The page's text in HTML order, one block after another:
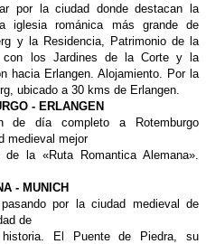
por la ciudad donde destacan la
iglesia románica más grande de
y la Residencia, Patrimonio de la
con los Jardines de la Corte y la
hacia Erlangen. Alojamiento. Por la
ubicado a 30 kms de Erlangen.
- ERLANGEN
de díacompleto a Rotemburgo
medieval mejor
de la «Ruta Romantica Alemana».
- MUNICH
por la ciudad medieval de
de
El Puente de Piedra, su